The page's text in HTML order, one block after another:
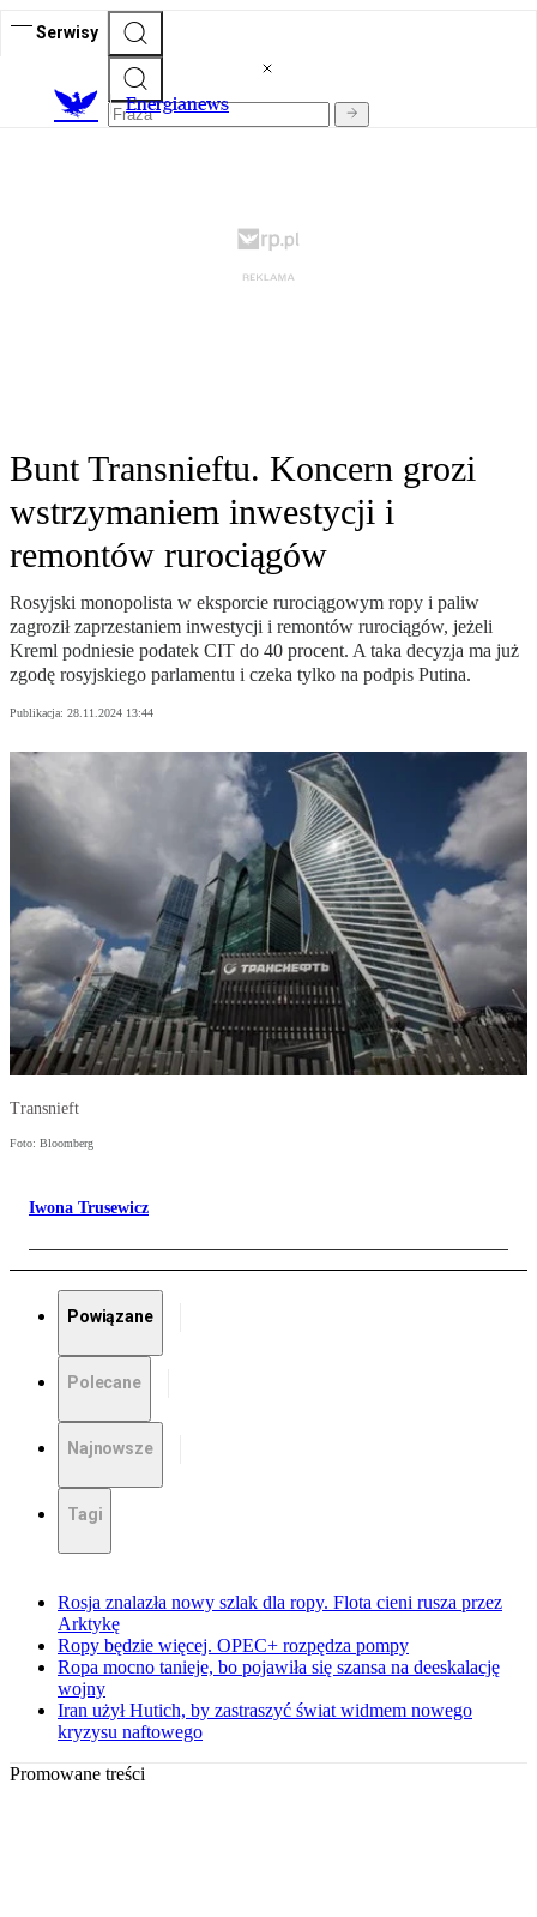
Serwisy
Energianews
Bunt Transnieftu. Koncern grozi
wstrzymaniem inwestycji i
remontów rurociągów
Rosyjski monopolista w eksporcie rurociągowym ropy i paliw
zagroził zaprzestaniem inwestycji i remontów rurociągów, jeżeli
Kreml podniesie podatek CIT do 40 procent. A taka decyzja ma już
zgodę rosyjskiego parlamentu i czeka tylko na podpis Putina.
Publikacja: 28.11.2024 13:44
Transnieft
Foto: Bloomberg
Iwona Trusewicz
Powiązane
Polecane
Najnowsze
Tagi
Rosja znalazła nowy szlak dla ropy. Flota cieni rusza przez
Arktykę
Ropy będzie więcej. OPEC+ rozpędza pompy
Ropa mocno tanieje, bo pojawiła się szansa na deeskalację
wojny
Iran użył Hutich, by zastraszyć świat widmem nowego
kryzysu naftowego
Promowane treści